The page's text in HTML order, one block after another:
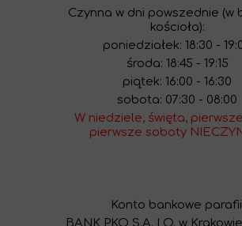
Czynna w dni powszednie (w
kościoła):
poniedziałek: 18:30 -
środa: 18:45 - 19:15
piątek: 16:00 - 16:30
sobota: 07:30 - 08:00
W niedziele, święta,
pierwsze soboty
Konto bankowe
BANK PKO S.A. I O. w